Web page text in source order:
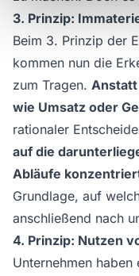
3. Prinzip:
Beim 3. Prinzip der
kommen nun die
zum Tragen. Anstatt
wie Umsatz oder
rationaler
auf die
Abläufe
Grundlage, auf
anschließend nach
4. Prinzip: Nutzen
Unternehmen